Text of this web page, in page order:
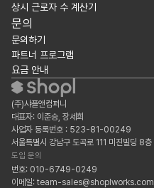
상시 근로자 수 계산기
문의
문의하기
파트너 프로그램
요금 안내
(주)샤플앤컴퍼니
대표자: 이준승, 장세희
사업자 등록번호 : 523-81-00249
서울특별시 강남구 도곡로 111 미진빌딩 8층
도입 문의
번호: 010-6749-0249
이메일: team-sales@shoplworks.com